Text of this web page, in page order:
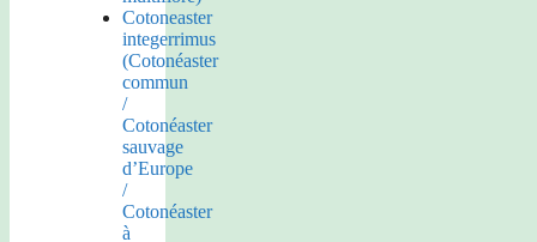
Cotoneaster
integerrimus
(Cotonéaster
commun
/
Cotonéaster
sauvage
d’Europe
/
Cotonéaster
à